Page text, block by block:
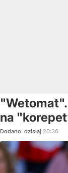
na
Dodano: dzisiaj 20:36